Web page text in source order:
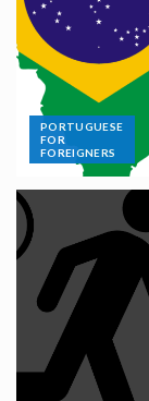
PORTUGUESE
FOR
FOREIGNERS